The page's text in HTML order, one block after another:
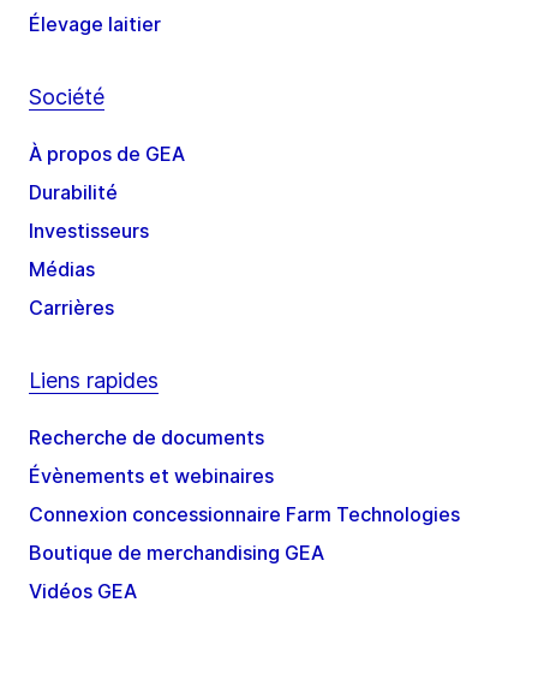
Élevage laitier
Société
À propos de GEA
Durabilité
Investisseurs
Médias
Carrières
Liens rapides
Recherche de documents
Évènements et webinaires
Connexion concessionnaire Farm Technologies
Boutique de merchandising GEA
Vidéos GEA